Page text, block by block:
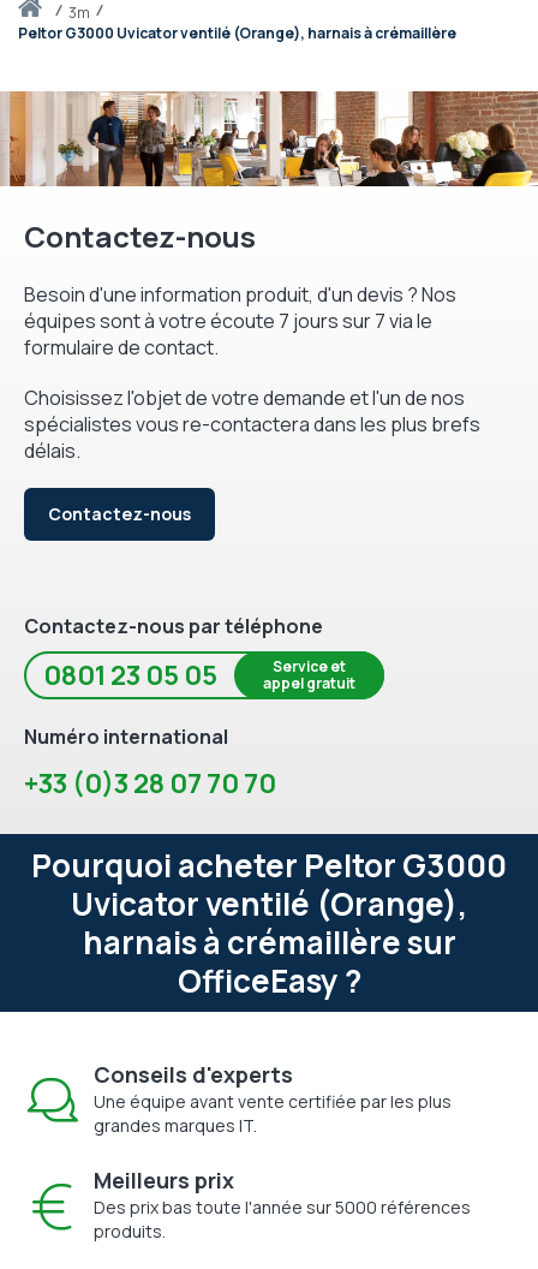
Accueil
3m
Peltor G3000 Uvicator ventilé (Orange), harnais à crémaillère
Contactez-nous
Besoin d'une information produit, d'un devis ? Nos
équipes sont à votre écoute 7 jours sur 7 via le
formulaire de contact.
Choisissez l'objet de votre demande et l'un de nos
spécialistes vous re-contactera dans les plus brefs
délais.
Contactez-nous
Contactez-nous par téléphone
0801 23 05 05
Service et
appel gratuit
Numéro international
+33 (0)3 28 07 70 70
Pourquoi acheter Peltor G3000
Uvicator ventilé (Orange),
harnais à crémaillère sur
OfficeEasy ?
Conseils d'experts
Une équipe avant vente certifiée par les plus
grandes marques IT.
Meilleurs prix
Des prix bas toute l'année sur 5000 références
produits.